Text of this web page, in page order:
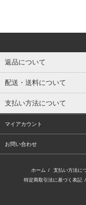
返品について
配送・送料について
支払い方法について
マイアカウント
お問い合わせ
ホーム / 支払い方法に
特定商取引法に基づく表記 /